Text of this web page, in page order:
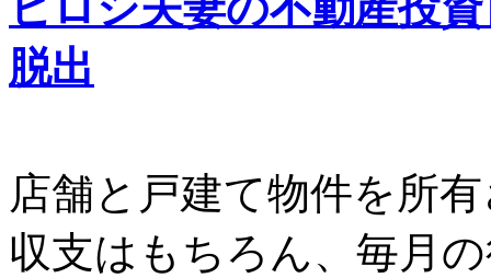
脱出
店舗と戸建て物件を所
収支はもちろん、毎月